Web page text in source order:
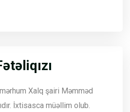
mərhum Xalq şairi Məmməd
İxtisasca müəllim olub.